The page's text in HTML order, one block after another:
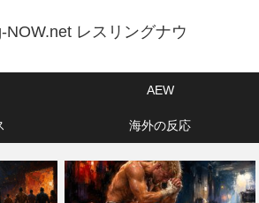
NOW.net レスリングナウ
AEW
海外の反応